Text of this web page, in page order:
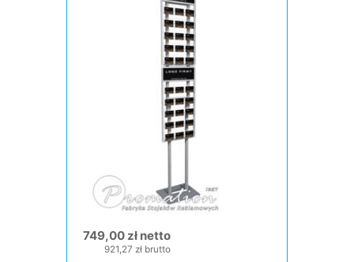
749,00 zł netto
921,27 zł brutto